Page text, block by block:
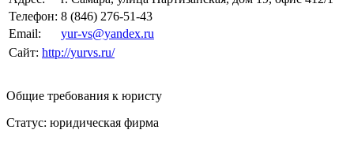
Телефон: 8 (846) 276-51-43
Email:
yur-vs@yandex.ru
Сайт: http://yurvs.ru/
Общие требования к юристу
Статус: юридическая фирма